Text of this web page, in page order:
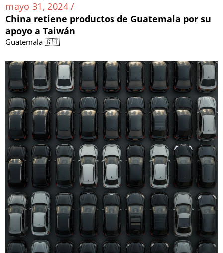
mayo 31, 2024 /
China retiene productos de Guatemala por su
apoyo a Taiwán
Guatemala 🇬🇹